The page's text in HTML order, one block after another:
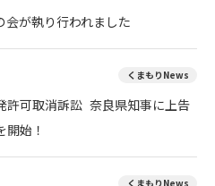
が執り行われました
くまもりNews
許可取消訴訟 奈良県知事に上告
始！
くまもりNews